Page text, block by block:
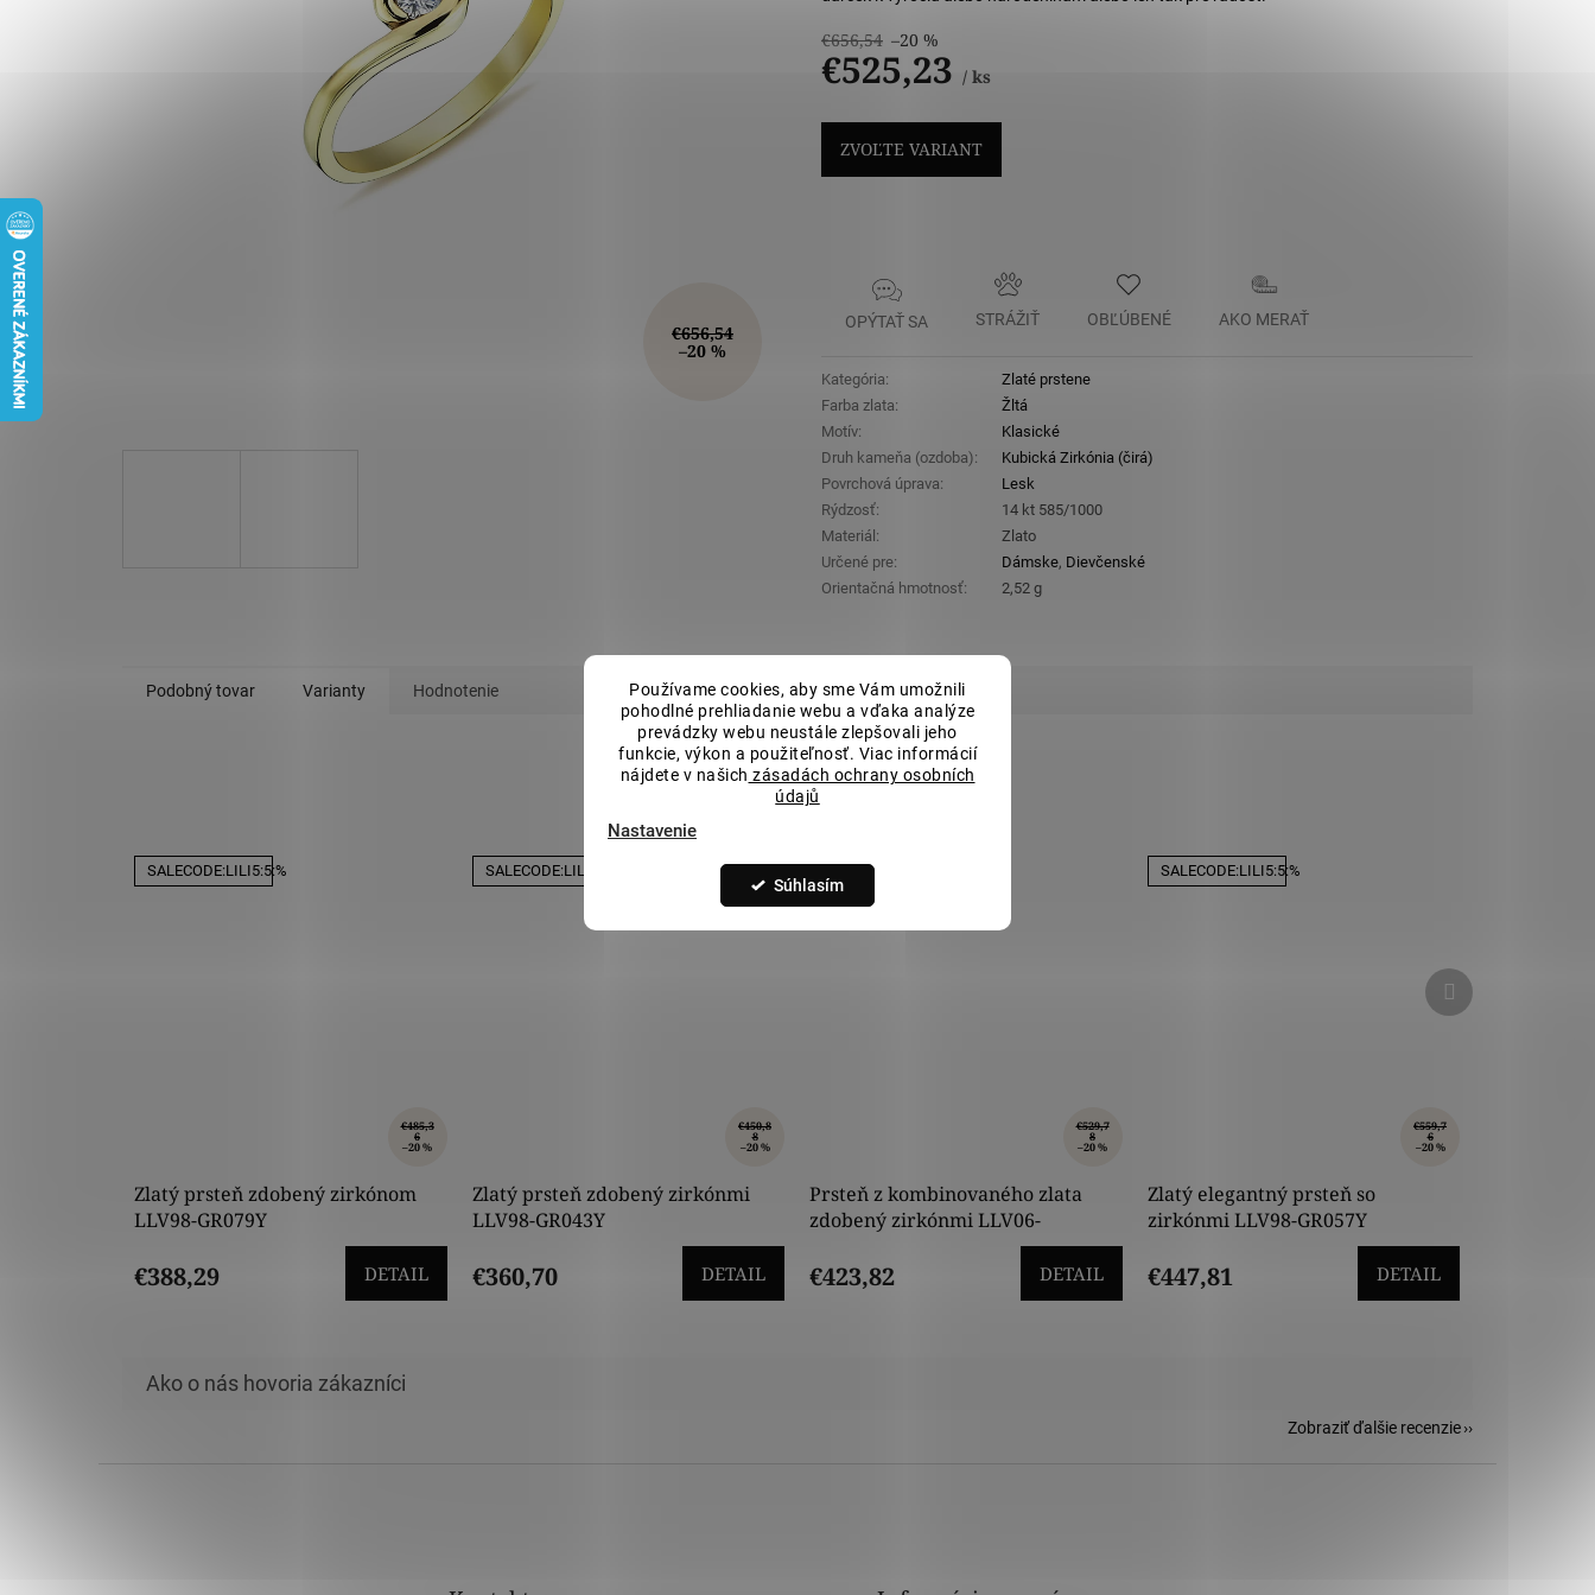
Používame cookies, aby sme Vám umožnili
pohodlné prehliadanie webu a vďaka analýze
prevádzky webu neustále zlepšovali jeho
funkcie, výkon a použiteľnosť. Viac informácií
nájdete v našich zásadách ochrany osobních
údajů
Nastavenie
Súhlasím
€656,54
–20 %
€656,54 –20 %
€525,23 / ks
ZVOĽTE VARIANT
OPÝTAŤ SA STRÁŽIŤ OBĽÚBENÉ AKO MERAŤ
Kategória:
Zlaté prstene
Farba zlata:
Žltá
Motív:
Klasické
Druh kameňa (ozdoba):
Kubická Zirkónia (čirá)
Povrchová úprava:
Lesk
Rýdzosť:
14 kt 585/1000
Materiál :
Zlato
Určené pre: Dámske, Dievčenské
Orientačná hmotnosť: 2,52 g
Podobný tovar Varianty Hodnotenie
PODOBNÝ TOVAR
SALECODE:LILI5:5:%
€485,3
6
–20 %
Zlatý prsteň zdobený zirkónom
LLV98-GR079Y
€388,29 DETAIL
SALECODE:LILI5:5:%
€450,8
8
–20 %
Zlatý prsteň zdobený zirkónmi
LLV98-GR043Y
€360,70 DETAIL
SALECODE:LILI5:5:%
€529,7
8
–20 %
Prsteň z kombinovaného zlata
zdobený zirkónmi LLV06-
€423,82 DETAIL
SALECODE:LILI5:5:%
€559,7
6
–20 %
Zlatý elegantný prsteň so
zirkónmi LLV98-GR057Y
€447,81 DETAIL
Ďalší
produkt
Zobraziť ďalšie recenzie